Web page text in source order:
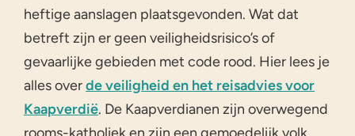
heftige aanslagen plaatsgevonden. Wat dat
betreft zijn er geen veiligheidsrisico’s of
gevaarlijke gebieden met code rood. Hier lees je
alles overde veiligheid en het reisadvies voor
Kaapverdië. De Kaapverdianen zijn overwegend